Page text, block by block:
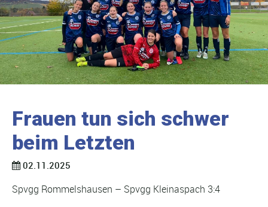
Frauen tun sich schwer
beim Letzten
02.11.2025
Spvgg Rommelshausen – Spvgg Kleinaspach 3:4